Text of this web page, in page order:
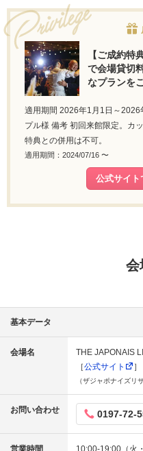
【ご成約特
で会場貸切
なプランを
適用期間 2026年1月1日～
プル様 備考 初回来館限定。カ
特典との併用は不可。
適用期間：2024/07/16 〜
公式サイト
会
基本データ
会場名
THE JAPONAIS
［公式サイト ］
（ザジャポナイズリ
お問い合わせ 0197-72-
営業時間 10:00-19:00（火